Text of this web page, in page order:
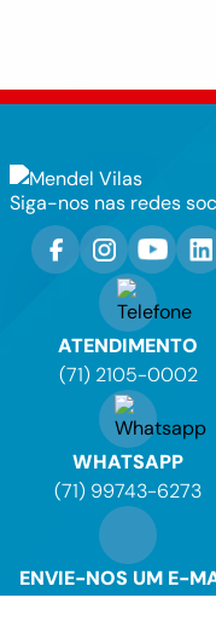
ATENDIMENTO
(71) 2105-0002
WHATSAPP
(71) 99743-6273
ENVIE-NOS UM E-
Siga-nos nas redes